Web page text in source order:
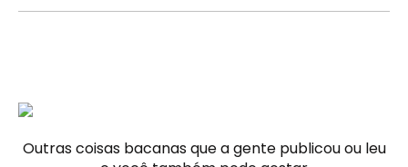
Outras coisas bacanas que a gente publicou ou leu